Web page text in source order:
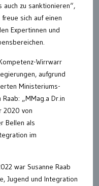
zu sanktionieren“,
sich auf einen
Expertinnen und
Wirrwarr
aufgrund
Ministeriums-
„MMag.a Dr.in
2020 von
Bellen als
im
war Susanne Raab
Jugend und Integration